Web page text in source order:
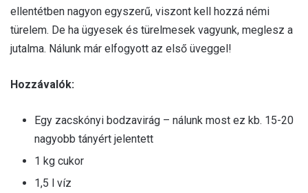
ellentétben nagyon egyszerű, viszont kell hozzá némi
türelem. De ha ügyesek és türelmesek vagyunk, meglesz a
jutalma. Nálunk már elfogyott az első üveggel!
Hozzávalók:
Egy zacskónyi bodzavirág – nálunk most ez kb. 15-20
nagyobb tányért jelentett
1 kg cukor
1,5 l víz